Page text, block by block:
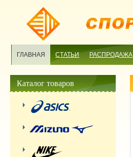
ГЛАВНАЯ СТАТЬИ РАСПРОДАЖА
Каталог товаров